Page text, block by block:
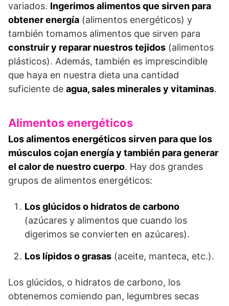
variados. Ingerimos alimentos que sirven para
obtener energía (alimentos energéticos) y
también tomamos alimentos que sirven para
construir y reparar nuestros tejidos (alimentos
plásticos). Además, también es imprescindible
que haya en nuestra dieta una cantidad
suficiente de agua, sales minerales y vitaminas.
Alimentos energéticos
Los alimentos energéticos sirven para que los
músculos cojan energía y también para generar
el calor de nuestro cuerpo. Hay dos grandes
grupos de alimentos energéticos:
Los glúcidos o hidratos de carbono
(azúcares y alimentos que cuando los
digerimos se convierten en azúcares).
Los lípidos o grasas (aceite, manteca, etc.).
Los glúcidos, o hidratos de carbono, los
obtenemos comiendo pan, legumbres secas